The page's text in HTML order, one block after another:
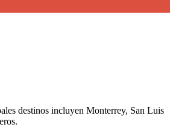
destinos incluyen Monterrey, San Luis